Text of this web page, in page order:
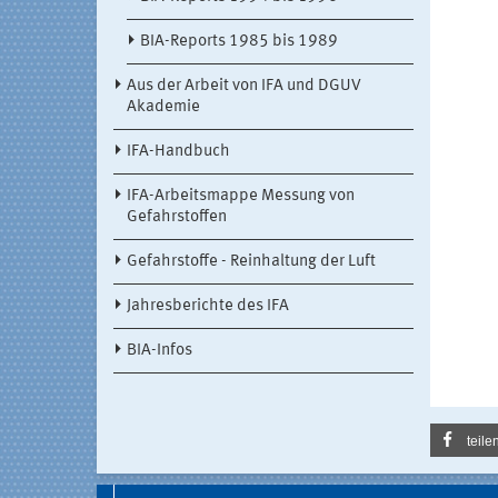
BIA-Reports 1985 bis 1989
Aus der Arbeit von IFA und DGUV
Akademie
IFA-Handbuch
IFA-Arbeitsmappe Messung von
Gefahrstoffen
Gefahrstoffe - Reinhaltung der Luft
Jahresberichte des IFA
BIA-Infos
teilen